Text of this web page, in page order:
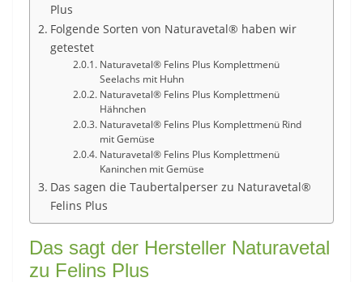
Plus
Folgende Sorten von Naturavetal® haben wir
getestet
Naturavetal® Felins Plus Komplettmenü
Seelachs mit Huhn
Naturavetal® Felins Plus Komplettmenü
Hähnchen
Naturavetal® Felins Plus Komplettmenü Rind
mit Gemüse
Naturavetal® Felins Plus Komplettmenü
Kaninchen mit Gemüse
Das sagen die Taubertalperser zu Naturavetal®
Felins Plus
Das sagt der Hersteller Naturavetal
zu Felins Plus